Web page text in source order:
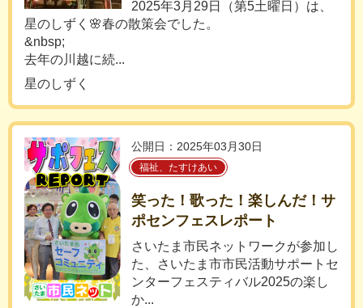
2025年3月29日（第5土曜日）は、
星のしずく🌸春の散策会でした。
&nbsp;
去年の川越に続...
星のしずく
公開日：2025年03月30日
福祉、たすけあい
笑った！歌った！楽しんだ！サ
ポセンフェスレポート
さいたま市民ネットワークが参加し
た、さいたま市市民活動サポートセ
ンターフェスティバル2025の楽し
か...